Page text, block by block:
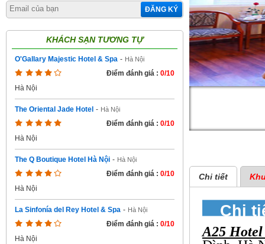
ĐĂNG KÝ
KHÁCH SẠN TƯƠNG TỰ
O'Gallary Majestic Hotel & Spa - Hà Nội
Điểm đánh giá : 0/10
Hà Nội
The Oriental Jade Hotel - Hà Nội
Điểm đánh giá : 0/10
Hà Nội
The Q Boutique Hotel Hà Nội - Hà Nội
Điểm đánh giá : 0/10
Hà Nội
La Sinfonía del Rey Hotel & Spa - Hà Nội
Điểm đánh giá : 0/10
Hà Nội
Chi tiết
Chi
A25